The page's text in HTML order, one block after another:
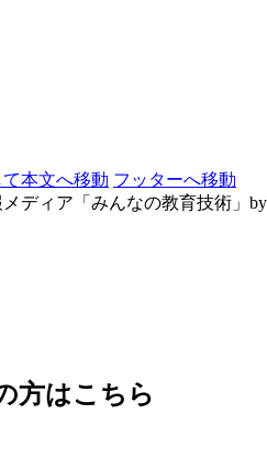
本文へ移動 フッターへ移動
ディア「みんなの教育技術」by
方はこちら